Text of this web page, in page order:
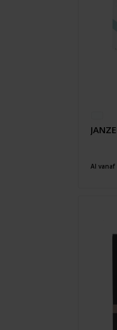
Al vanaf